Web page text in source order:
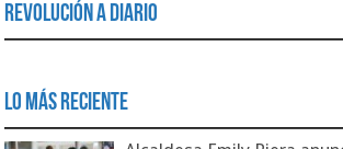
Revolución a Diario
Lo Más Reciente